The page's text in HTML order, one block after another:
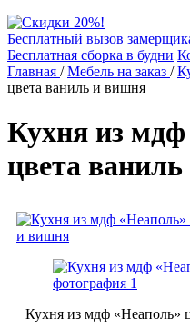
Бесплатный вызов
Бесплатная сборка в будни
Главная /Мебель на заказ /
цвета ваниль и вишня
Кухня из
цвета
Кухня из мдф «Неаполь»